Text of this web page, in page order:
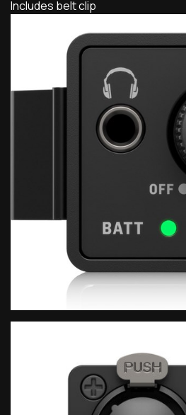
Includes belt clip